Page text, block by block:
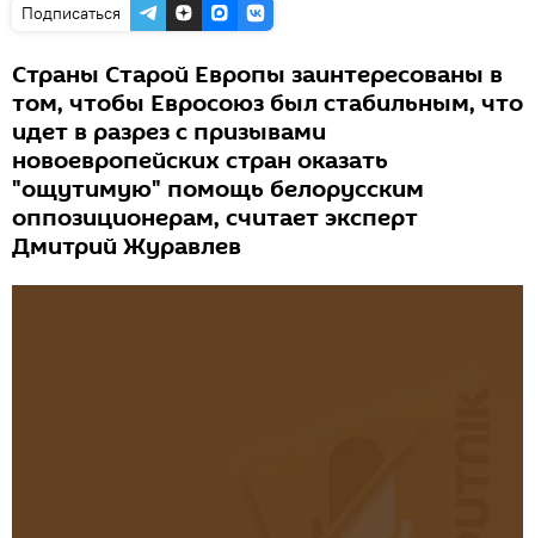
Подписаться
Страны Старой Европы заинтересованы в
том, чтобы Евросоюз был стабильным, что
идет в разрез с призывами
новоевропейских стран оказать
"ощутимую" помощь белорусским
оппозиционерам, считает эксперт
Дмитрий Журавлев